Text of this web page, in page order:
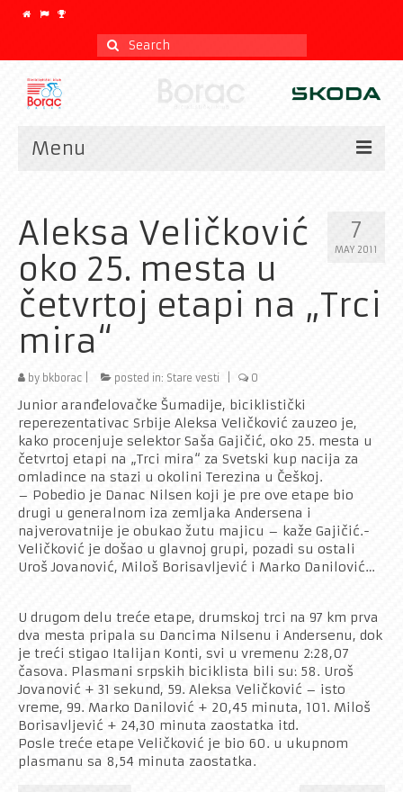
Search
for:
Menu
Kalendar
CLASSIC
Istorijat
Klub
Galerija
Rekreativci
Kontakt
7
MAY 2011
Aleksa Veličković
oko 25. mesta u
četvrtoj etapi na „Trci
mira“
by bkborac posted in: Stare vesti 0
Junior aranđelovačke Šumadije, biciklistički
reperezentativac Srbije Aleksa Veličković zauzeo je,
kako procenjuje selektor Saša Gajičić, oko 25. mesta u
četvrtoj etapi na „Trci mira“ za Svetski kup nacija za
omladince na stazi u okolini Terezina u Češkoj.
– Pobedio je Danac Nilsen koji je pre ove etape bio
drugi u generalnom iza zemljaka Andersena i
najverovatnije je obukao žutu majicu – kaže Gajičić.-
Veličković je došao u glavnoj grupi, pozadi su ostali
Uroš Jovanović, Miloš Borisavljević i Marko Danilović…
U drugom delu treće etape, drumskoj trci na 97 km prva
dva mesta pripala su Dancima Nilsenu i Andersenu, dok
je treći stigao Italijan Konti, svi u vremenu 2:28,07
časova. Plasmani srpskih biciklista bili su: 58. Uroš
Jovanović + 31 sekund, 59. Aleksa Veličković – isto
vreme, 99. Marko Danilović + 20,45 minuta, 101. Miloš
Borisavljević + 24,30 minuta zaostatka itd.
Posle treće etape Veličković je bio 60. u ukupnom
plasmanu sa 8,54 minuta zaostatka.